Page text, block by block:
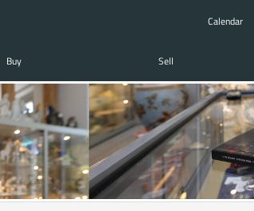
Calendar
Buy Sell